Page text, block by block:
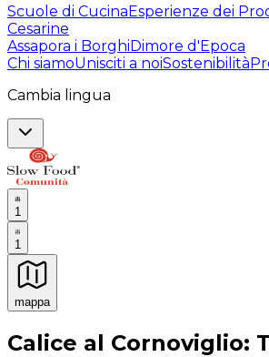
Scuole di CucinaEsperienze dei
Cesarine
Assapora i BorghiDimore d'Epoca
Chi siamoUnisciti a noiSostenibilità
Cambia lingua
1
1
mappa
Esperienze culinarie
Calice al Cornoviglio: